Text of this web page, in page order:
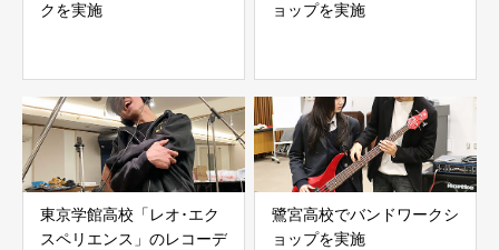
クを実施
ョップを実施
東京学館高校「レオ･エク
スペリエンス」のレコーデ
鷺宮高校でバンドワークシ
ョップを実施